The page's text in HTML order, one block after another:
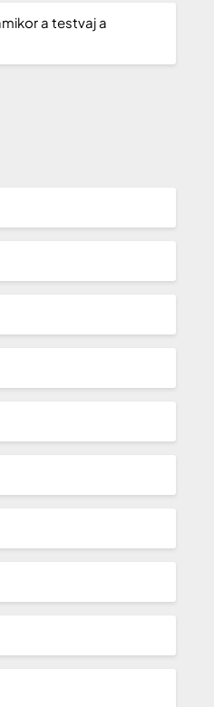
a testvaj a